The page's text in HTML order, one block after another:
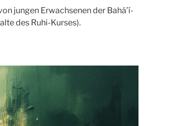
jungen Erwachsenen der Bahá’í-
des Ruhi-Kurses).